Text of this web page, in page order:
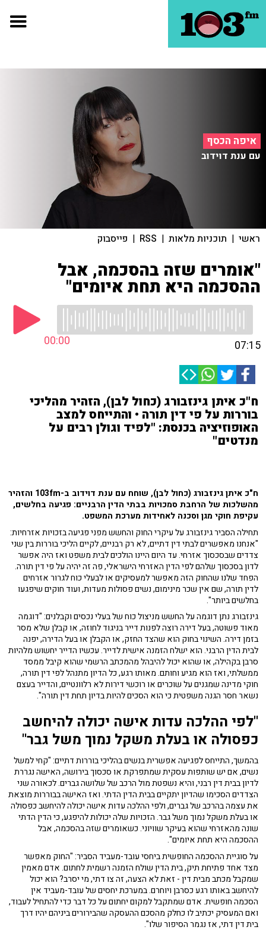
איפה הכסף
עם ענת דוידוב
ראשי | תוכניות מלאות |
RSS
| פייסבוק
"אומרים שזה בהסכמה, אבל
ההסכמה היא תחת איומים"
00:00 07:15
ח"כ איתן גינזבורג (כחול לבן), הזהיר מהליכי
בוררות על פי דין תורה • והתייחס למצב
האופוזיציה בכנסת: "לפיד וגולן רבים על
מנדטים"
ח"כ איתן גינזבורג (כחול לבן), שוחח עם ענת דוידוב ב-103fm וה
זהיר
מהשלכות של הרחבת סמכויות בבתי הדין הרבניים: פגיעה בחלשים,
עקיפת חוקי מגן וסכנה לאחידות מערכת המשפט.
תחילה הסביר גינזבורג על עיקרי החוק והחשש מפני פגיעה בזכויות אזרחיות:
"אנחנו מאפשרים לבתי דין דתיים, לא רק רבניים, לקיים הליכי בוררות בין שני
צדדים שבסכסוך אזרחי. עד היום היינו הולכים לבית משפט ואז היה אפשר
לדון בסכסוך שלהם לפי הדין האזרחי הישראלי, פה זה יהיה על פי דין תורה.
הפחד שלנו שהחוק הזה מאפשר למעסיקים או לבעלי כוח לגרור אזרחים
לדין תורה, שם אין שכר מינימום, נשים פסולות מעדות, ועוד חוקים שיפגעו
בחלשים ביותר".
גינזבורג נתן דוגמה על החשש מניצול כוח של בעלי נכסים וקבלנים: "דוגמה
מאוד פשוטה, בעל דירה רוצה לפנות דייר בניגוד לחוזה, או קבלן שלא מסר
בזמן דירה. השינוי בחוק הוא שהצד החזק, או הקבלן או בעל הדירה, יפנה
לבית הדין הרבני. הוא ישלח הזמנה אישית לדייר. עכשיו הדייר יחשוש מלהיות
סרבן בקהילה, או שהוא יכול להיבהל מהמכתב הרשמי שהוא קיבל ממסד
ממשלתי, ואז הוא מגיע וחותם. מאותו רגע, כל הדיון מתנהל לפי דין תורה,
חוקי מדינה שמגנים על שוכרים או רוכשי דירות לא רלוונטיים, והדייר בעצם
נשאר חסר הגנה משפטית כי הוא הסכים להיות בדיון תחת דין תורה".
"לפי ההלכה עדות אישה יכולה להיחשב
כפסולה או בעלת משקל נמוך משל גבר"
בהמשך, התייחס לפגיעה אפשרית בנשים בהליכי בוררות דתיים: "קחי למשל
נשים, אם יש שותפות עסקית שמתפרקת או סכסוך בירושה, האישה נגררת
לדיון בבית דין רבני, והיא נשפטת מול הרכב של שלושה גברים. לכאורה שני
הצדדים הסכימו שהדיון יתקיים בבית הדין הדתי. ואז האישה בבוררות מוצאת
את עצמה בהרכב של גברים, ולפי ההלכה עדות אישה יכולה להיחשב כפסולה
או בעלת משקל נמוך משל גבר. הזכויות שלה יכולות להיפגע, כי הדין הדתי
שונה מהאזרחי שהוא בעיקר שוויוני. כשאומרים שזה בהסכמה, אבל
ההסכמה היא תחת איומים".
על סוגיית ההסכמה החופשית ביחסי עובד-מעביד הסביר: "החוק מאפשר
מצד אחד פתיחת תיק, בית הדין שולח הזמנה רשמית לחתום. אדם מאמין
שמקבל מכתב מבית דין - זאת לא הצעה, זה צו דתי, מי יסרב? הוא יכול
להיחשב באותו רגע כסרבן ויוחרם. במערכת יחסים של עובד-מעביד אין
הסכמה חופשית. אדם שמתקבל למקום יחתום על כל דבר כדי להתחיל לעבוד,
ואם המעסיק יכתיב לו כחלק מהסכם ההעסקה שהבירורים ביניהם יהיו דרך
בית דין דתי, אז נגמר הסיפור שלו".